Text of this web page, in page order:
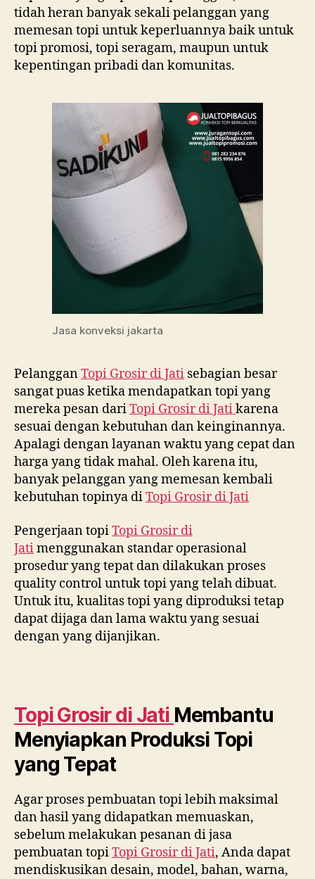
tidah heran banyak sekali pelanggan yang
memesan topi untuk keperluannya baik untuk
topi promosi, topi seragam, maupun untuk
kepentingan pribadi dan komunitas.
Jasa konveksi jakarta
PelangganTopi Grosir diJati sebagian besar
sangat puas ketika mendapatkan topi yang
mereka pesan dariTopi Grosir diJatikarena
sesuai dengan kebutuhan dan keinginannya.
Apalagi dengan layanan waktu yang cepat dan
harga yang tidak mahal. Oleh karena itu,
banyak pelanggan yang memesan kembali
kebutuhan topinya diTopi Grosir diJati
Pengerjaan topiTopi Grosir di
Jatimenggunakan standar operasional
prosedur yang tepat dan dilakukan proses
quality control untuk topi yang telah dibuat.
Untuk itu, kualitas topi yang diproduksi tetap
dapat dijaga dan lama waktu yang sesuai
dengan yang dijanjikan.
Topi Grosir di Jati Membantu
Menyiapkan Produksi Topi
yang Tepat
Agar proses pembuatan topi lebih maksimal
dan hasil yang didapatkan memuaskan,
sebelum melakukan pesanan di jasa
pembuatan topiTopi Grosir diJati, Anda dapat
mendiskusikan desain, model, bahan, warna,